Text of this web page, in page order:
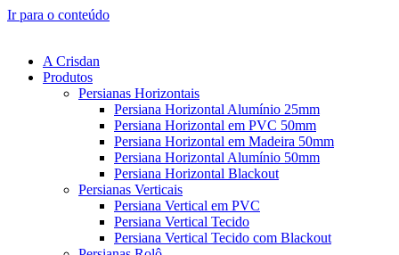
Ir para o conteúdo
A Crisdan
Produtos
Persianas Horizontais
Persiana Horizontal Alumínio 25mm
Persiana Horizontal em PVC 50mm
Persiana Horizontal em Madeira 50mm
Persiana Horizontal Alumínio 50mm
Persiana Horizontal Blackout
Persianas Verticais
Persiana Vertical em PVC
Persiana Vertical Tecido
Persiana Vertical Tecido com Blackout